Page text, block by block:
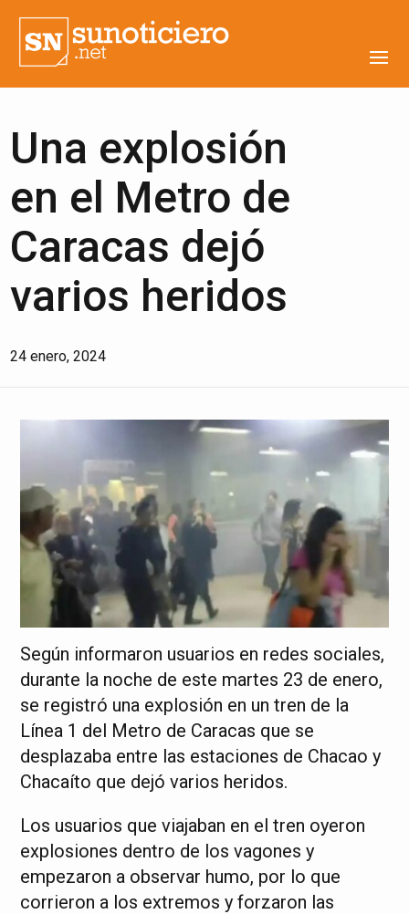
Una explosión
en el Metro de
Caracas dejó
varios heridos
24 enero, 2024
Según informaron usuarios en redes sociales,
durante la noche de este martes 23 de enero,
se registró una explosión en un tren de la
Línea 1 del Metro de Caracas que se
desplazaba entre las estaciones de Chacao y
Chacaíto que dejó varios heridos.
Los usuarios que viajaban en el tren oyeron
explosiones dentro de los vagones y
empezaron a observar humo, por lo que
corrieron a los extremos y forzaron las